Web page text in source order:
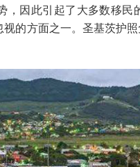
，因此引起了大多数移
的方面之一。圣基茨护